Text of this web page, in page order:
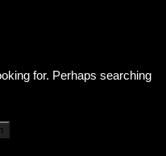
for. Perhaps searching